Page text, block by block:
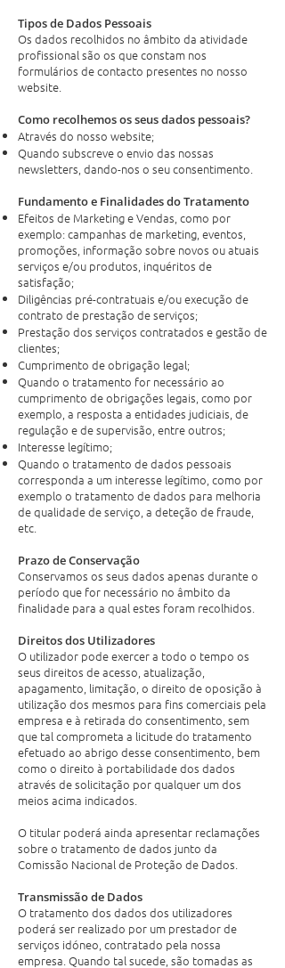
Tipos de Dados Pessoais
Os dados recolhidos no âmbito da atividade
profissional são os que constam nos
formulários de contacto presentes no nosso
website.
Como recolhemos os seus dados pessoais?
Através do nosso website;
Quando subscreve o envio das nossas
newsletters, dando-nos o seu consentimento.
Fundamento e Finalidades do Tratamento
Efeitos de Marketing e Vendas, como por
exemplo: campanhas de marketing, eventos,
promoções, informação sobre novos ou atuais
serviços e/ou produtos, inquéritos de
satisfação;
Diligências pré-contratuais e/ou execução de
contrato de prestação de serviços;
Prestação dos serviços contratados e gestão de
clientes;
Cumprimento de obrigação legal;
Quando o tratamento for necessário ao
cumprimento de obrigações legais, como por
exemplo, a resposta a entidades judiciais, de
regulação e de supervisão, entre outros;
Interesse legítimo;
Quando o tratamento de dados pessoais
corresponda a um interesse legítimo, como por
exemplo o tratamento de dados para melhoria
de qualidade de serviço, a deteção de fraude,
etc.
Prazo de Conservação
Conservamos os seus dados apenas durante o
período que for necessário no âmbito da
finalidade para a qual estes foram recolhidos.
Direitos dos Utilizadores
O utilizador pode exercer a todo o tempo os
seus direitos de acesso, atualização,
apagamento, limitação, o direito de oposição à
utilização dos mesmos para fins comerciais pela
empresa e à retirada do consentimento, sem
que tal comprometa a licitude do tratamento
efetuado ao abrigo desse consentimento, bem
como o direito à portabilidade dos dados
através de solicitação por qualquer um dos
meios acima indicados.
O titular poderá ainda apresentar reclamações
sobre o tratamento de dados junto da
Comissão Nacional de Proteção de Dados.
Transmissão de Dados
O tratamento dos dados dos utilizadores
poderá ser realizado por um prestador de
serviços idóneo, contratado pela nossa
empresa. Quando tal sucede, são tomadas as